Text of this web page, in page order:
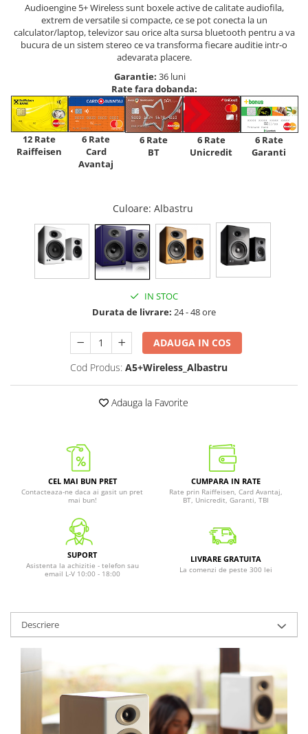
Audioengine 5+ Wireless sunt boxele active de calitate audiofila,
extrem de versatile si compacte, ce se pot conecta la un
calculator/laptop, televizor sau orice alta sursa bluetooth pentru a va
bucura de un sistem stereo ce va transforma fiecare auditie intr-o
adevarata placere.
Garantie: 36 luni
Rate fara dobanda:
12 Rate
Raiffeisen
6 Rate
Card
Avantaj
6 Rate
BT
6 Rate
Unicredit
6 Rate
Garanti
Culoare: Albastru
IN STOC
Durata de livrare: 24 - 48 ore
ADAUGA IN COS
Cod Produs: A5+Wireless_Albastru
Adauga la Favorite
CEL MAI BUN PRET
Contacteaza-ne daca ai gasit un pret
mai bun!
CUMPARA IN RATE
Rate prin Raiffeisen, Card Avantaj,
BT, Unicredit, Garanti, TBI
SUPORT
Asistenta la achizitie - telefon sau
email L-V 10:00 - 18:00
LIVRARE GRATUITA
La comenzi de peste 300 lei
Descriere